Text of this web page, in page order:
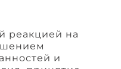
реакцией на
и